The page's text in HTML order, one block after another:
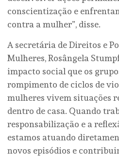
conscientização e
contra a mulher”, disse.
A secretária de Direitos e
Mulheres, Rosângela
impacto social que os
rompimento de ciclos de
mulheres vivem situações
dentro de casa. Quando
responsabilização e a
estamos atuando
novos episódios e